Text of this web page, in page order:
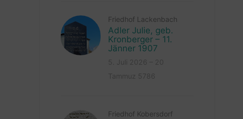
Friedhof Lackenbach
Adler Julie, geb.
Kronberger – 11.
Jänner 1907
Friedhof Kobersdorf